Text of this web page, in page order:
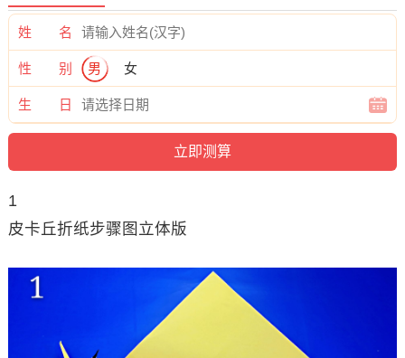
姓 名
性 别 男 女
生 日
1
皮卡丘折纸步骤图立体版